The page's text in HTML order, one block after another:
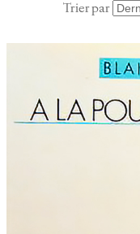
Trier par